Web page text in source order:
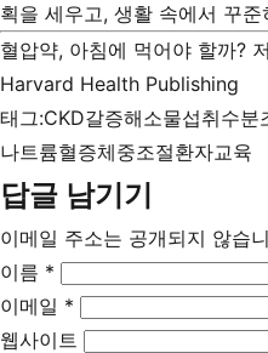
획을 세우고, 생활 속에서 꾸
혈압약, 아침에 먹어야 할까?
Harvard Health Publishing
태그:CKD갈증해소물섭취수분
나트륨혈증체중조절환자교육
답글 남기기
이메일 주소는 공개되지 않습
이름 *
이메일 *
웹사이트